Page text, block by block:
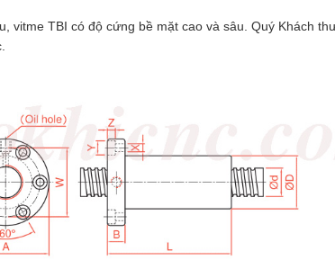
vitme TBI có độ cứng bề mặt cao và sâu. Quý Khách